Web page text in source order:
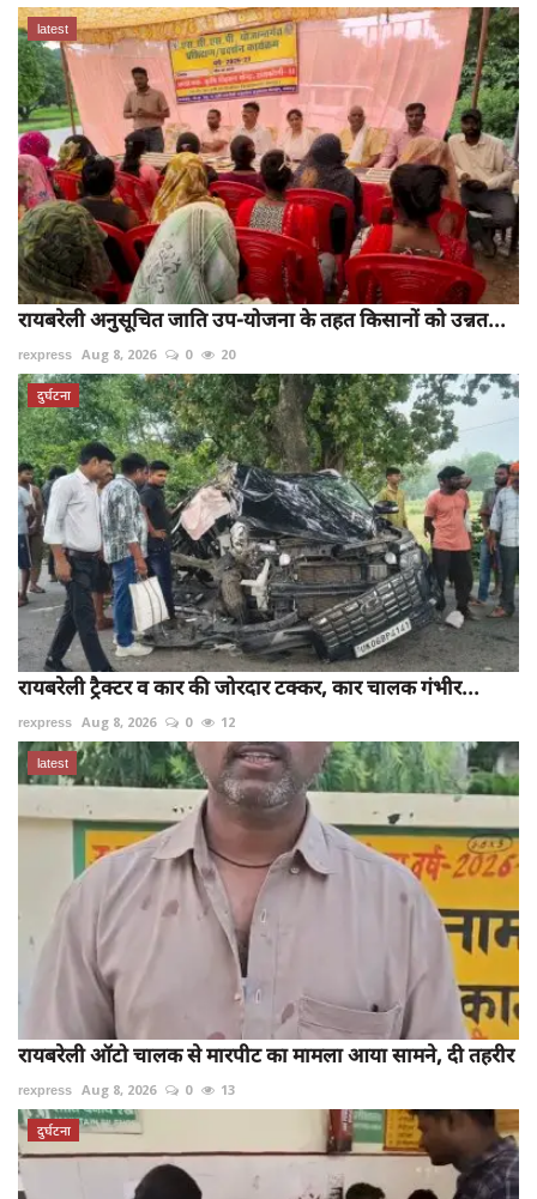
latest
रायबरेली अनुसूचित जाति उप-योजना के तहत किसानों को उन्नत...
rexpress Aug 8, 2026 0 20
दुर्घटना
रायबरेली ट्रैक्टर व कार की जोरदार टक्कर, कार चालक गंभीर...
rexpress Aug 8, 2026 0 12
latest
रायबरेली ऑटो चालक से मारपीट का मामला आया सामने, दी तहरीर
rexpress Aug 8, 2026 0 13
दुर्घटना